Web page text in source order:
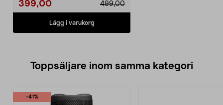
499,00
399,00
Lägg i varukorg
Toppsäljare inom samma kategori
-41%